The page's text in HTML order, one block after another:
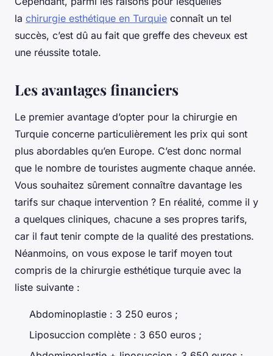
la chirurgie esthétique en Turquie connaît un tel
succès, c’est dû au fait que greffe des cheveux est
une réussite totale.
Les avantages financiers
Le premier avantage d’opter pour la chirurgie en
Turquie concerne particulièrement les prix qui sont
plus abordables qu’en Europe. C’est donc normal
que le nombre de touristes augmente chaque année.
Vous souhaitez sûrement connaître davantage les
tarifs sur chaque intervention ? En réalité, comme il y
a quelques cliniques, chacune a ses propres tarifs,
car il faut tenir compte de la qualité des prestations.
Néanmoins, on vous expose le tarif moyen tout
compris de la chirurgie esthétique turquie avec la
liste suivante :
Abdominoplastie : 3 250 euros ;
Liposuccion complète : 3 650 euros ;